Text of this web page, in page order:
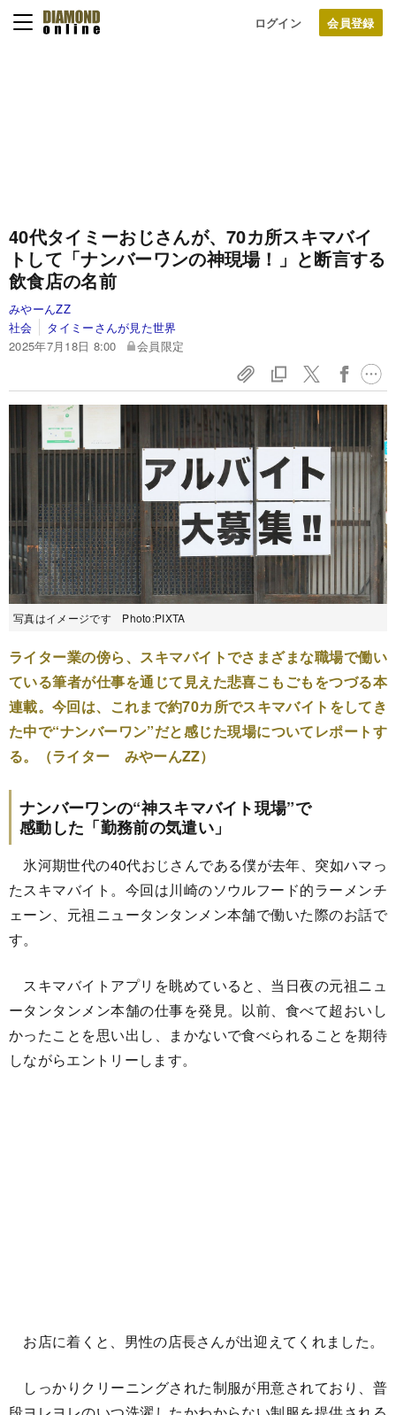
ログイン
40代タイミーおじさんが、70カ所スキマバイ
トして「ナンバーワンの神現場！」と断言する
飲食店の名前
みやーんZZ
社会
タイミーさんが見た世界
2025年7月18日 8:00
会員限定
写真はイメージです Photo:PIXTA
ライター業の傍ら、スキマバイトでさまざまな職場で働い
ている筆者が仕事を通じて見えた悲喜こもごもをつづる本
連載。今回は、これまで約70カ所でスキマバイトをしてき
た中で“ナンバーワン”だと感じた現場についてレポートす
る。（ライター みやーんZZ）
ナンバーワンの“神スキマバイト現場”で
感動した「勤務前の気遣い」
氷河期世代の40代おじさんである僕が去年、突如ハマっ
たスキマバイト。今回は川崎のソウルフード的ラーメンチ
ェーン、元祖ニュータンタンメン本舗で働いた際のお話で
す。
スキマバイトアプリを眺めていると、当日夜の元祖ニュ
ータンタンメン本舗の仕事を発見。以前、食べて超おいし
かったことを思い出し、まかないで食べられることを期待
しながらエントリーします。
お店に着くと、男性の店長さんが出迎えてくれました。
しっかりクリーニングされた制服が用意されており、普